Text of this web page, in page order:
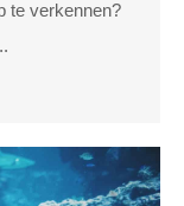
te verkennen?